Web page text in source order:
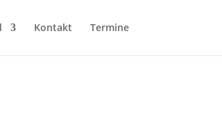
Kontakt Termine